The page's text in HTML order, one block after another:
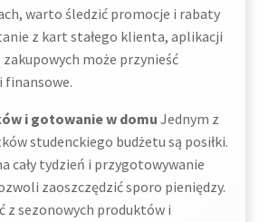
warto śledzić promocje i rabaty
z kart stałego klienta, aplikacji
może przynieść
finansowe.
i gotowanie w domu Jednym z
studenckiego budżetu są posiłki.
cały tydzień i przygotowywanie
zaoszczędzić sporo pieniędzy.
z sezonowych produktów i